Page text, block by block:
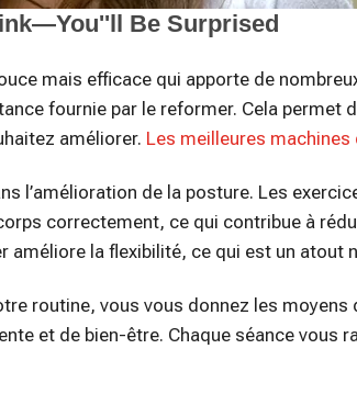
mais efficace qui apporte de
fournie par le reformer. Cela permet
améliorer. Les meilleures
l’amélioration de la posture. Les
correctement, ce qui contribue à
améliore la flexibilité, ce qui est un atout
routine, vous vous donnez les
et de bien-être. Chaque séance vous